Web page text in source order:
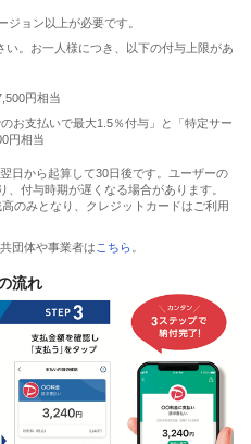
ョン以上が必要です。
い。お一人様につき、以下の付与上限があ
円相当
お支払いで最大1.5％付与」と「特定サー
円相当
日から起算して30日後です。ユーザーの
付与時期が遅くなる場合があります。
のみとなり、クレジットカードはご利用
団体や事業者は こちら
流れ